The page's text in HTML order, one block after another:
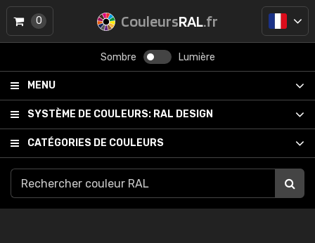
CouleursRAL.fr
Sombre Lumière
MENU
SYSTÈME DE COULEURS: RAL DESIGN
CATÉGORIES DE COULEURS
0